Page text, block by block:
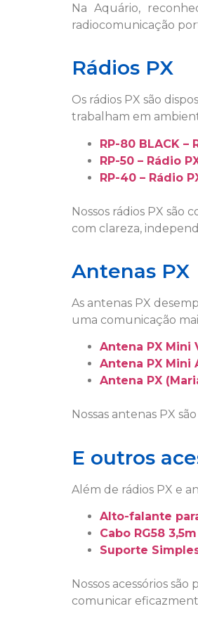
Na Aquário,
radiocomunicação
Rádios PX
Os rádios PX são
trabalham em
RP-80 BLACK –
RP-50 – Rádio
RP-40 – Rádio
Nossos rádios PX
com clareza,
Antenas PX
As antenas PX
uma comunicação
Antena PX Mini
Antena PX Mini
Antena PX
Nossas antenas PX
E outros
Além de rádios PX e
Alto-falante
Cabo RG58
Suporte
Nossos acessórios
comunicar